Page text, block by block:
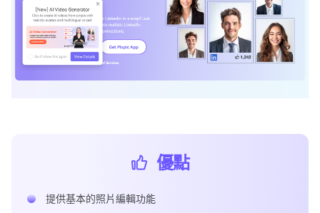
優點
提供基本的照片編輯功能